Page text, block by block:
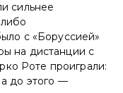
сильнее
с «Боруссией»
на дистанции с
Роте проиграли:
а до этого —